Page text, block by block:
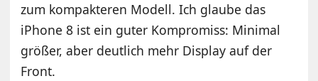
zum kompakteren Modell. Ich glaube das
iPhone 8 ist ein guter Kompromiss: Minimal
größer, aber deutlich mehr Display auf der
Front.